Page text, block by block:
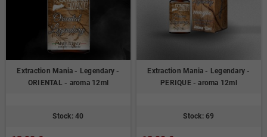
Extraction Mania - Legendary -
ORIENTAL - aroma 12ml
Stock: 40
Extraction Mania - Legendary -
PERIQUE - aroma 12ml
Stock: 69